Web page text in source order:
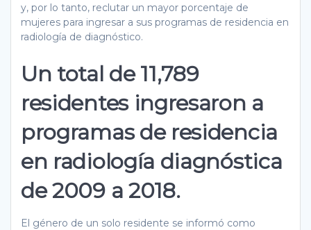
y, por lo tanto, reclutar un mayor porcentaje de
mujeres para ingresar a sus programas de residencia en
radiología de diagnóstico.
Un total de 11,789
residentes ingresaron a
programas de residencia
en radiología diagnóstica
de 2009 a 2018.
El género de un solo residente se informó como